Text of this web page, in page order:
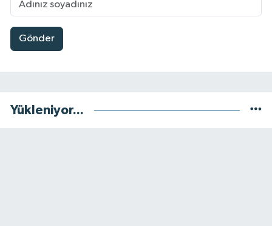
Gönder
Yükleniyor...